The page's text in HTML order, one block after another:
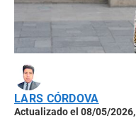
LARS CÓRDOVA
Actualizado el 08/05/